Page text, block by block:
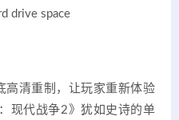
drive space
高清重制，让玩家重新体验
现代战争2》犹如史诗的单